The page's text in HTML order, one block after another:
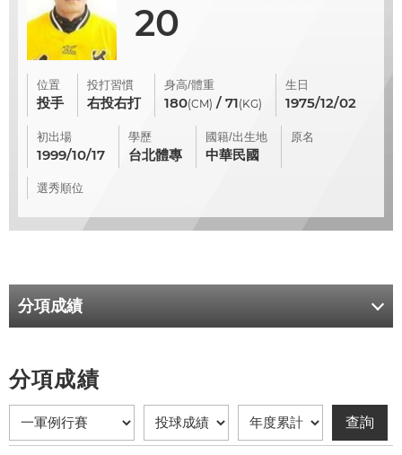
20
位置
投手
投打習慣
右投右打
身高/體重
180(CM) / 71(KG)
生日
1975/12/02
初出場
1999/10/17
學歷
台北體專
國籍/出生地
中華民國
原名
選秀順位
分項成績
分項成績